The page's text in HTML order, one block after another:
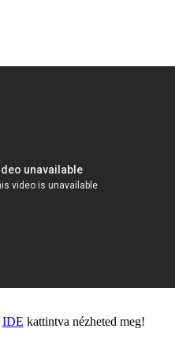
IDE kattintva nézheted meg!